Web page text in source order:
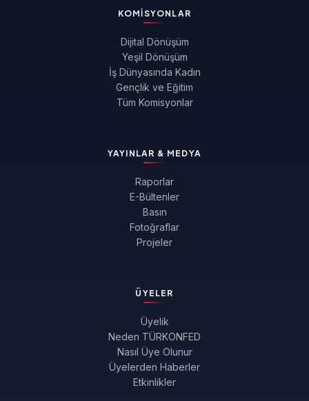
KOMISYONLAR
Dijital Dönüşüm
Yeşil Dönüşüm
İş Dünyasında Kadın
Gençlik ve Eğitim
Tüm Komisyonlar
YAYINLAR & MEDYA
Raporlar
E-Bültenler
Basın
Fotoğraflar
Projeler
ÜYELER
Üyelik
Neden TÜRKONFED
Nasıl Üye Olunur
Üyelerden Haberler
Etkinlikler